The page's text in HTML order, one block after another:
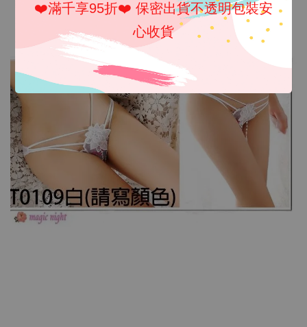
❤️滿千享95折❤️ 保密出貨不透明包裝安
心收貨